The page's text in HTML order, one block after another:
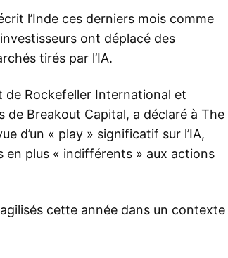
l’Inde ces derniers mois comme
ont déplacé des
tirés par l’IA.
de Rockefeller International et
Breakout Capital, a déclaré à The
d’un « play » significatif sur l’IA,
en plus « indifférents » aux actions
cette année dans un contexte